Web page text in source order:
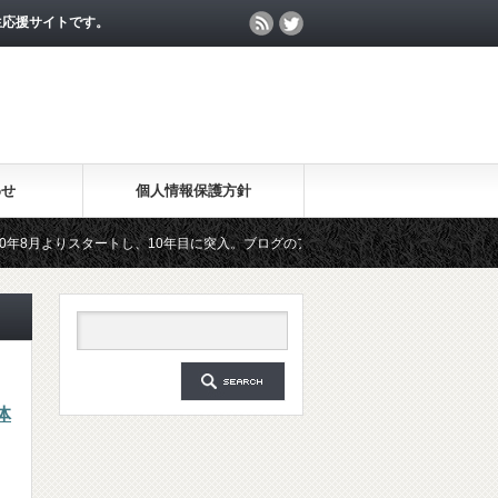
援サイトです。
個人情報保護方針
タートし、10年目に突入。ブログのアクセス数が月間25万PV、公開記事数が
無料メールマガジン「勉強の集中力が10倍アップする秘訣」は、2018年6月